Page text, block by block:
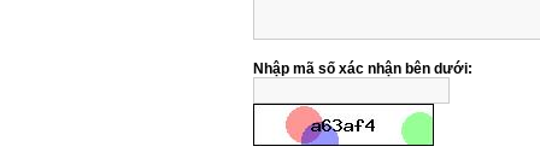
Nhập mã số xác nhận bên dưới: